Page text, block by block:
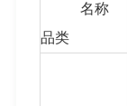
名称
品类